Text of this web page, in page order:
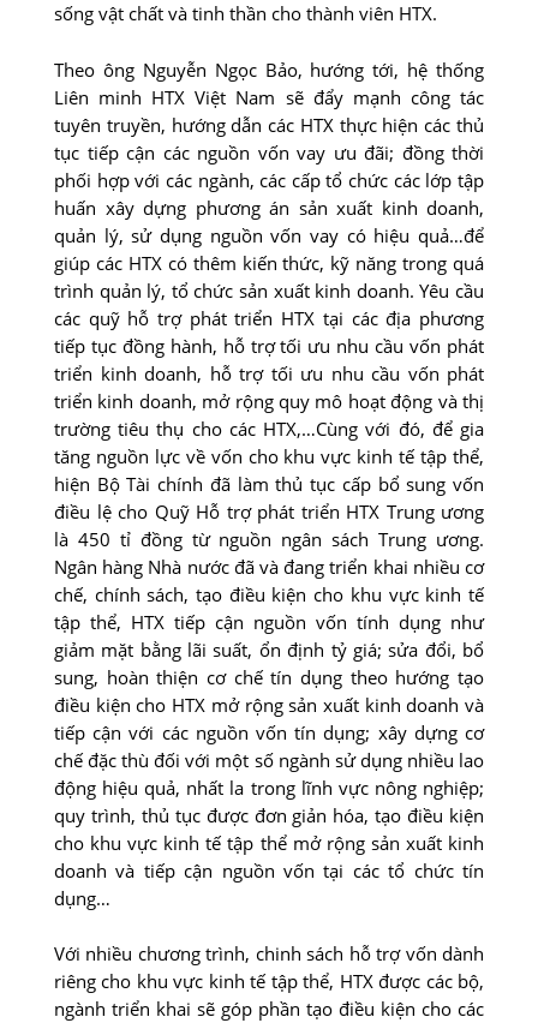
sống vật chất và tinh thần cho thành viên HTX.
Theo ông Nguyễn Ngọc Bảo, hướng tới, hệ thống
Liên minh HTX Việt Nam sẽ đẩy mạnh công tác
tuyên truyền, hướng dẫn các HTX thực hiện các thủ
tục tiếp cận các nguồn vốn vay ưu đãi; đồng thời
phối hợp với các ngành, các cấp tổ chức các lớp tập
huấn xây dựng phương án sản xuất kinh doanh,
quản lý, sử dụng nguồn vốn vay có hiệu quả…để
giúp các HTX có thêm kiến thức, kỹ năng trong quá
trình quản lý, tổ chức sản xuất kinh doanh. Yêu cầu
các quỹ hỗ trợ phát triển HTX tại các địa phương
tiếp tục đồng hành, hỗ trợ tối ưu nhu cầu vốn phát
triển kinh doanh, hỗ trợ tối ưu nhu cầu vốn phát
triển kinh doanh, mở rộng quy mô hoạt động và thị
trường tiêu thụ cho các HTX,…Cùng với đó, để gia
tăng nguồn lực về vốn cho khu vực kinh tế tập thể,
hiện Bộ Tài chính đã làm thủ tục cấp bổ sung vốn
điều lệ cho Quỹ Hỗ trợ phát triển HTX Trung ương
là 450 tỉ đồng từ nguồn ngân sách Trung ương.
Ngân hàng Nhà nước đã và đang triển khai nhiều cơ
chế, chính sách, tạo điều kiện cho khu vực kinh tế
tập thể, HTX tiếp cận nguồn vốn tính dụng như
giảm mặt bằng lãi suất, ổn định tỷ giá; sửa đổi, bổ
sung, hoàn thiện cơ chế tín dụng theo hướng tạo
điều kiện cho HTX mở rộng sản xuất kinh doanh và
tiếp cận với các nguồn vốn tín dụng; xây dựng cơ
chế đặc thù đối với một số ngành sử dụng nhiều lao
động hiệu quả, nhất la trong lĩnh vực nông nghiệp;
quy trình, thủ tục được đơn giản hóa, tạo điều kiện
cho khu vực kinh tế tập thể mở rộng sản xuất kinh
doanh và tiếp cận nguồn vốn tại các tổ chức tín
dụng…
Với nhiều chương trình, chinh sách hỗ trợ vốn dành
riêng cho khu vực kinh tế tập thể, HTX được các bộ,
ngành triển khai sẽ góp phần tạo điều kiện cho các